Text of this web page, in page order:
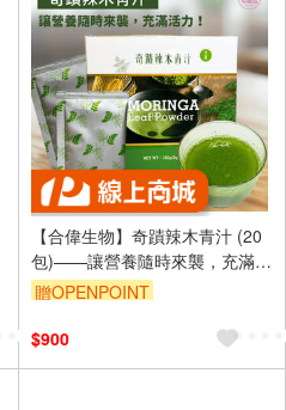
【合偉生物】奇蹟辣木青汁 (20
包)——讓營養隨時來襲，充滿活
力！
贈OPENPOINT
$900